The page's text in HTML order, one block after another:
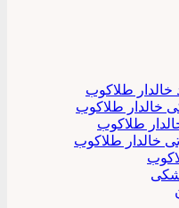
خالدار طلاکوب
خالدار طلاکوب
طلاکوب
خالدار طلاکوب